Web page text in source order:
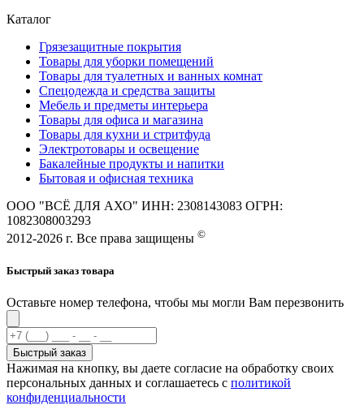
Каталог
Грязезащитные покрытия
Товары для уборки помещений
Товары для туалетных и ванных комнат
Спецодежда и средства защиты
Мебель и предметы интерьера
Товары для офиса и магазина
Товары для кухни и стритфуда
Электротовары и освещение
Бакалейные продукты и напитки
Бытовая и офисная техника
ООО "ВСЁ ДЛЯ АХО" ИНН: 2308143083 ОГРН:
1082308003293
2012-2026 г. Все права защищены ©
Быстрый заказ товара
Оставьте номер телефона, чтобы мы могли Вам перезвонить
Быстрый заказ
Нажимая на кнопку, вы даете согласие на обработку своих
персональных данных и соглашаетесь с политикой
конфиденциальности